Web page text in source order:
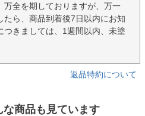
万全を期しておりますが、万一
ら、商品到着後7日以内にお知
つきましては、1週間以内、未塗
返品特約について
商品も見ています